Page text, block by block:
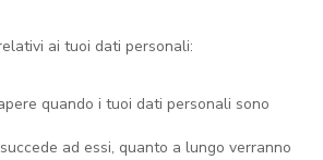
ai tuoi dati personali:
quando i tuoi dati personali sono
ad essi, quanto a lungo verranno